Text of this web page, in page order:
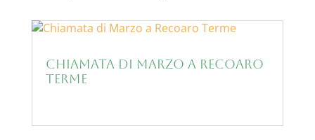
Chiamata di Marzo a Recoaro
Terme